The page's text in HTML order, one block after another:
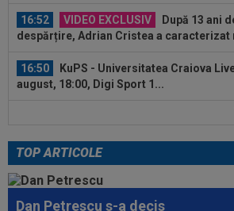
16:52 VIDEO EXCLUSIV
După 13 ani
despărțire, Adrian Cristea a caracterizat
16:50
KuPS - Universitatea Craiova
august, 18:00, Digi Sport 1...
Fotbalistul de
17:24 OFICIAL
Yan Diomande a
Madrid! Suma finală e uriașă
TOP ARTICOLE
Dan Petrescu s-a decis